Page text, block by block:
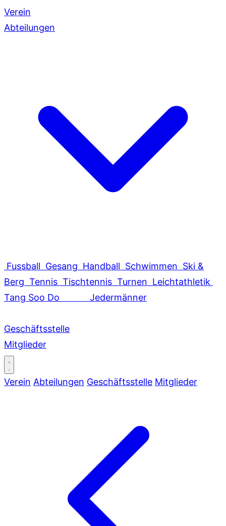
Verein
Abteilungen
Fussball Gesang Handball Schwimmen Ski &
Berg Tennis Tischtennis Turnen Leichtathletik
Tang Soo Do
Jedermänner
Geschäftsstelle
Mitglieder
Verein Abteilungen Geschäftsstelle Mitglieder